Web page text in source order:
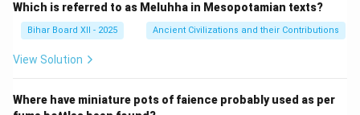
Which is referred to as Meluhha in Mesopotamian texts?
Bihar Board XII - 2025 Ancient Civilizations and their Contributions
View Solution
Where have miniature pots of faience probably used as per